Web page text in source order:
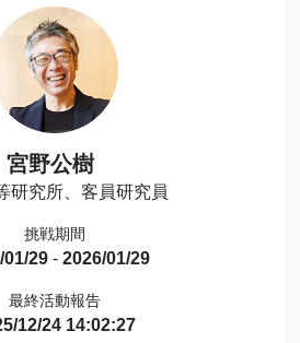
宮野公樹
研究所、客員研究員
挑戦期間
01/29- 2026/01/29
最終活動報告
12/24 14:02:27